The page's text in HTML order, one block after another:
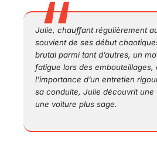
Julie, chauffant régulièrement
souvient de ses début
brutal parmi tant d’autres, un
fatigue lors des embouteillages,
l’importance d’un entretien
sa conduite, Julie découvrit une
une voiture plus sage.